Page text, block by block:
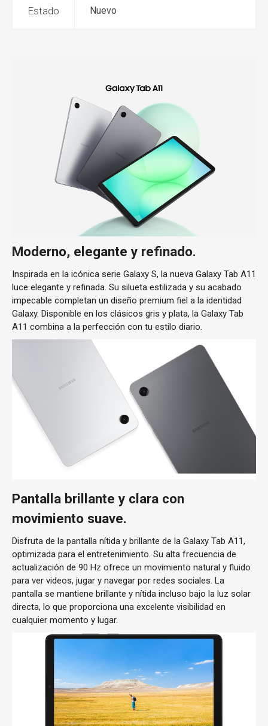
Estado Nuevo
Moderno, elegante y refinado.
Inspirada en la icónica serie Galaxy S, la nueva Galaxy Tab A11
luce elegante y refinada. Su silueta estilizada y su acabado
impecable completan un diseño premium fiel a la identidad
Galaxy. Disponible en los clásicos gris y plata, la Galaxy Tab
A11 combina a la perfección con tu estilo diario.
Pantalla brillante y clara con
movimiento suave.
Disfruta de la pantalla nítida y brillante de la Galaxy Tab A11,
optimizada para el entretenimiento. Su alta frecuencia de
actualización de 90 Hz ofrece un movimiento natural y fluido
para ver videos, jugar y navegar por redes sociales. La
pantalla se mantiene brillante y nítida incluso bajo la luz solar
directa, lo que proporciona una excelente visibilidad en
cualquier momento y lugar.